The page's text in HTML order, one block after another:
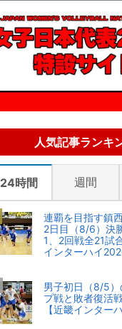
人気記事ランキ
24時間 週間
連覇を目指す鎮
2日目（8/6）決
1、2回戦全21試
インターハイ
男子初日（8/5）
プ戦と敗者復活
【近畿インター